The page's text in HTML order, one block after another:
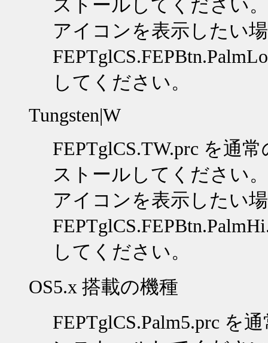
ストールしてください。
アイコンを表示したい
してください。
Tungsten|W
FEPTglCS.TW.prc を通
ストールしてください。
アイコンを表示したい
してください。
OS5.x 搭載の機種
FEPTglCS.Palm5.prc を